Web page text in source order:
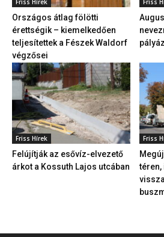
Friss Hírek
Országos átlag fölötti
érettségik – kiemelkedően
teljesítettek a Fészek Waldorf
végzősei
Friss
Friss Hírek
Felújítják az esővíz-elvezető
árkot a Kossuth Lajos utcában
Friss